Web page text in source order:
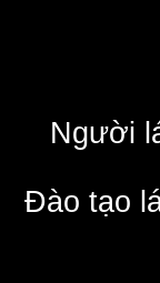
Người
Đào tạo